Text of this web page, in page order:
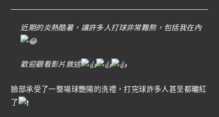
近期的炎熱酷暑，讓許多人打球非常難熬，包括我在內
歡迎觀看影片敘述
臉部承受了一整場球艷陽的洗禮，打完球許多人甚至都曬紅
了